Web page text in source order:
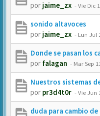
por jaime_zx -Vie Dic
sonido altavoces
por jaime_zx - Lun Jul
Donde se pasan los
por falagan - Mar Sep
Nuestros sistemas
por pr3d4t0r -Vie Jun
duda para cambio